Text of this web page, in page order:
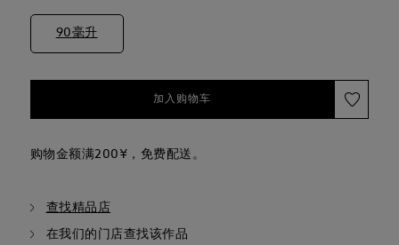
90毫升
加入购物车
购物金额满200¥，免费配送。
查找精品店
在我们的门店查找该作品